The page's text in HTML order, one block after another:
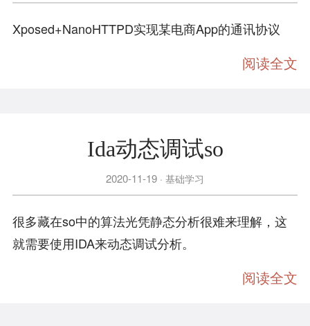
Xposed+NanoHTTPD实现某电商App的通讯协议
阅读全文
Ida动态调试so
2020-11-19 基础学习
很多藏在so中的算法光凭静态分析很难来理解，这
就需要使用IDA来动态调试分析。
阅读全文